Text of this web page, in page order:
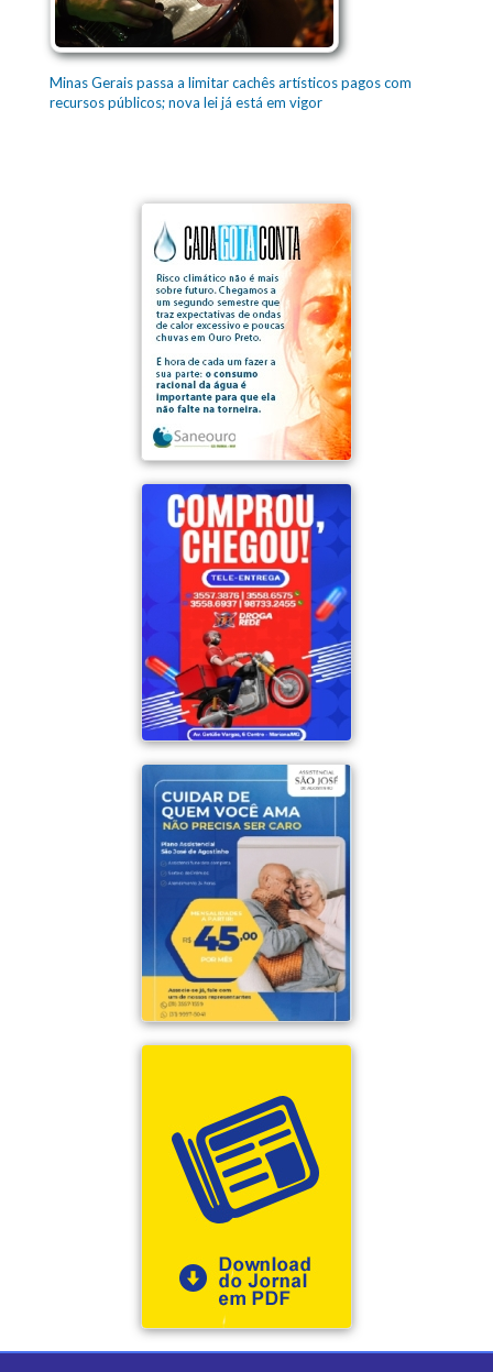
Minas Gerais passa a limitar cachês artísticos pagos com
recursos públicos; nova lei já está em vigor